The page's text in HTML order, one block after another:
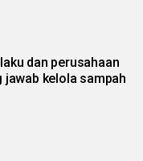
dan perusahaan
kelola sampah